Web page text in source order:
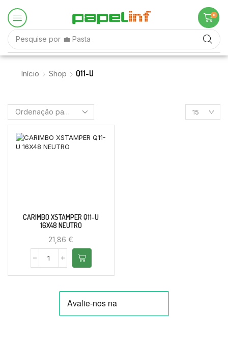
Pesquise por 💼 Pasta
0
Início Shop Q11-U
CARIMBO XSTAMPER Q11-U
16X48 NEUTRO
21,86€